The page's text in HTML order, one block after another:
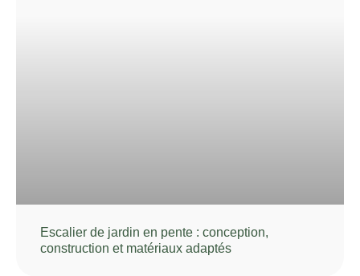
Escalier de jardin en pente : conception,
construction et matériaux adaptés